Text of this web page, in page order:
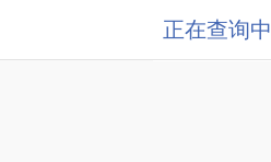
正在查询中